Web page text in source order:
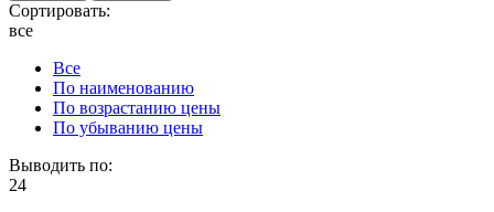
Сортировать:
все
Все
По наименованию
По возрастанию цены
По убыванию цены
Выводить по:
24